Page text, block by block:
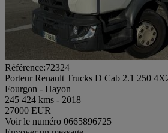
Référence:72324
Porteur Renault Trucks D Cab 2.1 250
Fourgon - Hayon
245 424 kms - 2018
27000 EUR
Voir le numéro 0665896725